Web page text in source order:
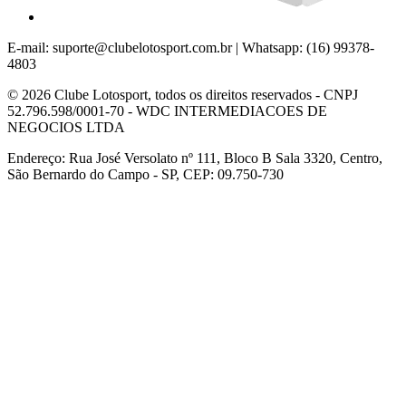
E-mail: suporte@clubelotosport.com.br| Whatsapp: (16) 99378-
4803
© 2026 Clube Lotosport, todos os direitos reservados - CNPJ
52.796.598/0001-70 - WDC INTERMEDIACOES DE
NEGOCIOS LTDA
Endereço: Rua José Versolato nº 111, Bloco B Sala 3320, Centro,
São Bernardo do Campo - SP, CEP: 09.750-730